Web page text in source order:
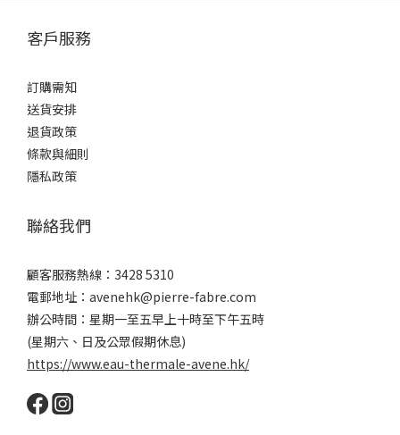
客戶服務
訂購需知
送貨安排
退貨政策
條款與細則
隱私政策
聯絡我們
顧客服務熱線：3428 5310
電郵地址：avenehk@pierre-fabre.com
辦公時間：星期一至五早上十時至下午五時
(星期六、日及公眾假期休息)
https://www.eau-thermale-avene.hk/